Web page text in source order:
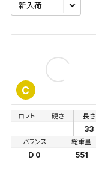
C
ロフト 硬さ 長さ
33
バランス
D 0
総重量
551